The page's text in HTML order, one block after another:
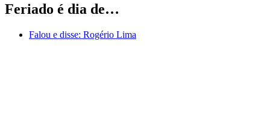
Feriado é dia de…
Falou e disse: Rogério Lima